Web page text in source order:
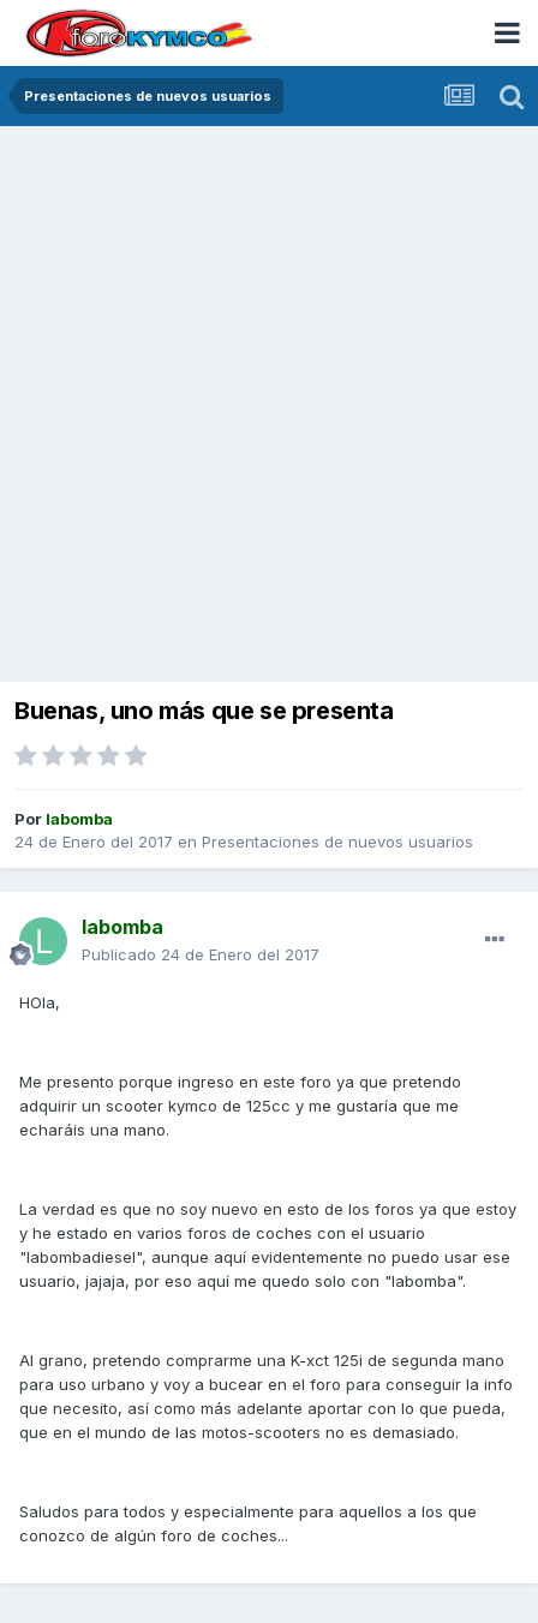
Presentaciones de nuevos usuarios
Buenas, uno más que se presenta
Por labomba
24 de Enero del 2017 en Presentaciones de nuevos usuarios
labomba
Publicado 24 de Enero del 2017
HOla,
Me presento porque ingreso en este foro ya que pretendo
adquirir un scooter kymco de 125cc y me gustaría que me
echaráis una mano.
La verdad es que no soy nuevo en esto de los foros ya que estoy
y he estado en varios foros de coches con el usuario
"labombadiesel", aunque aquí evidentemente no puedo usar ese
usuario, jajaja, por eso aquí me quedo solo con "labomba".
Al grano, pretendo comprarme una K-xct 125i de segunda mano
para uso urbano y voy a bucear en el foro para conseguir la info
que necesito, así como más adelante aportar con lo que pueda,
que en el mundo de las motos-scooters no es demasiado.
Saludos para todos y especialmente para aquellos a los que
conozco de algún foro de coches...